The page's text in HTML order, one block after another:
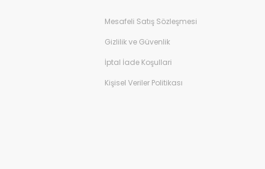
Mesafeli Satış Sözleşmesi
Gizlilik ve Güvenlik
İptal İade Koşullari
Kişisel Veriler Politikası